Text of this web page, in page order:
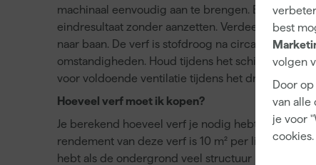
best
volgen
Door
van alle
je voor
machinaal eenvoudig aan te brengen. Breng de
eindresultaat zonder aanzetten. Verdeel de verf
naar baan. De verf is stofdroog na circa 1 uur en
omstandigheden. Houd tijdens het schilderen
voor voldoende ventilatie tijdens het drogen.
Hoeveel verf moet ik kopen?
Je berekend hoeveel verf je nodig hebt door de
rendement van deze verf is 10 m² per liter. Dit is
hebt als de ondergrond veel structuur heeft, het